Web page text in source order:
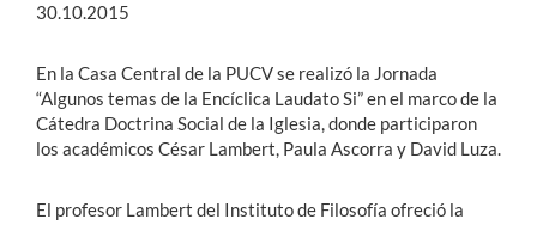
30.10.2015
En la Casa Central de la PUCV se realizó la Jornada
“Algunos temas de la Encíclica Laudato Si” en el marco de la
Cátedra Doctrina Social de la Iglesia, donde participaron
los académicos César Lambert, Paula Ascorra y David Luza.
El profesor Lambert del Instituto de Filosofía ofreció la